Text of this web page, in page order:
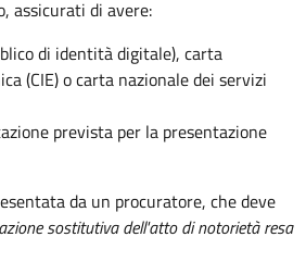
assicurati di avere:
di identità digitale), carta
(CIE) o carta nazionale dei servizi
prevista per la presentazione
da un procuratore, che deve
sostitutiva dell'atto di notorietà resa